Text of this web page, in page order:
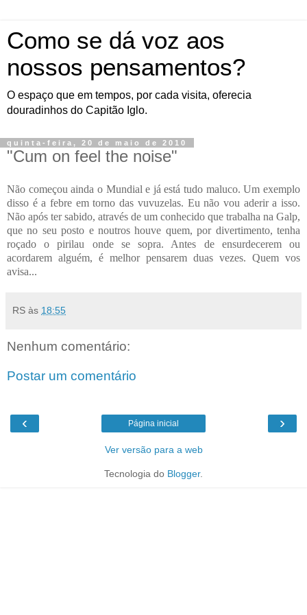
Como se dá voz aos
nossos pensamentos?
O espaço que em tempos, por cada visita, oferecia
douradinhos do Capitão Iglo.
quinta-feira, 20 de maio de 2010
"Cum on feel the noise"
Não começou ainda o Mundial e já está tudo maluco. Um exemplo
disso é a febre em torno das vuvuzelas. Eu não vou aderir a isso.
Não após ter sabido, através de um conhecido que trabalha na Galp,
que no seu posto e noutros houve quem, por divertimento, tenha
roçado o pirilau onde se sopra. Antes de ensurdecerem ou
acordarem alguém, é melhor pensarem duas vezes. Quem vos
avisa...
RS às 18:55
Nenhum comentário:
Postar um comentário
‹ ›
Página inicial
Ver versão para a web
Tecnologia do Blogger.